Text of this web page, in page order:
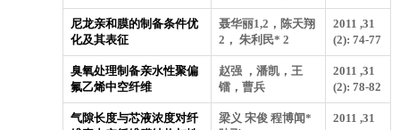
尼龙亲和膜的制备条件优
化及其表征
聂华丽1,2，陈天翔
2， 朱利民* 2
2011 ,31
(2): 74-77
臭氧处理制备亲水性聚偏
氟乙烯中空纤维
赵强 ，潘凯，王
镭，曹兵
2011 ,31
(2): 78-82
气隙长度与芯液浓度对纤
梁义 宋俊 程博闻*
2011 ,31